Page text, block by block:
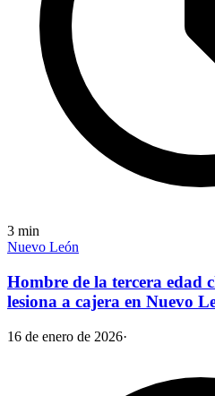
3 min
Nuevo León
Hombre de la tercera edad
lesiona a cajera en Nuevo
16 de enero de 2026·